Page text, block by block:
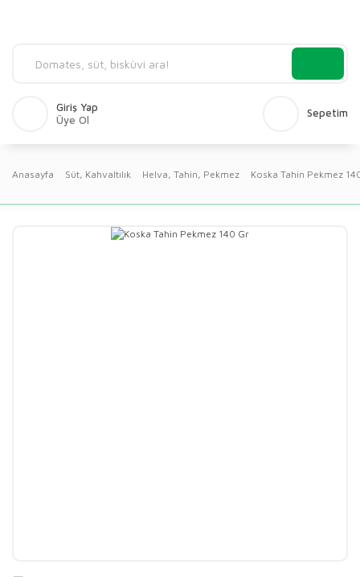
Giriş Yap
Üye Ol
Sepetim
Anasayfa Süt, Kahvaltılık Helva, Tahin, Pekmez Koska Tahin Pekmez